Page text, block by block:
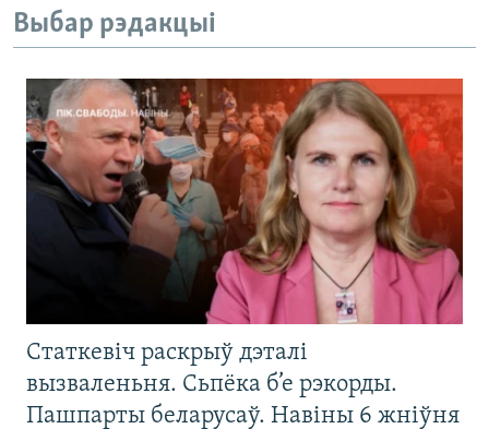
Выбар рэдакцыі
Статкевіч раскрыў дэталі
вызваленьня. Сьпёка б’е рэкорды.
Пашпарты беларусаў. Навіны 6 жніўня